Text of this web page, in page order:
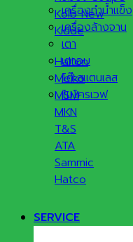
Kolb
Kidde
Halton
Meiko
MSM
MKN
T&S
ATA
Sammic
Hatco
SERVICE
เครื่องทำน้ำแข็ง
เครื่องล้างจาน
เตา
เตาอบ
โต๊ะสแตนเลส
ไมโครเวฟ